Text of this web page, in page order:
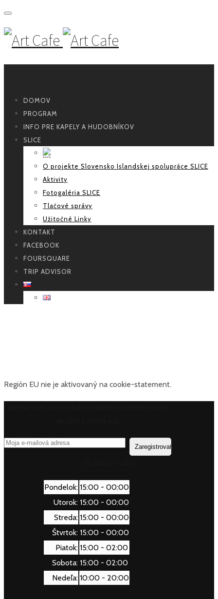
DOMOV
PROGRAM
INFO PRE KAPELY A HUDOBNÍKOV
SLICE
O projekte Slovensko Islandskej spolupráce SLICE
Aktivity
Fotogaléria SLICE
Tlačové správy
Užitočné Linky
KONTAKT
FACEBOOK
FOURSQUARE
TRIP ADVISOR
Región EU nie je aktivovaný na cookie-statement.
Pondelok: 15:00 - 00:00
Utorok: 15:00 - 00:00
Streda: 15:00 - 00:00
Štvrtok: 15:00 - 00:00
Piatok: 15:00 - 02:00
Sobota: 15:00 - 02:00
Nedeľa: 10:00 - 20:00